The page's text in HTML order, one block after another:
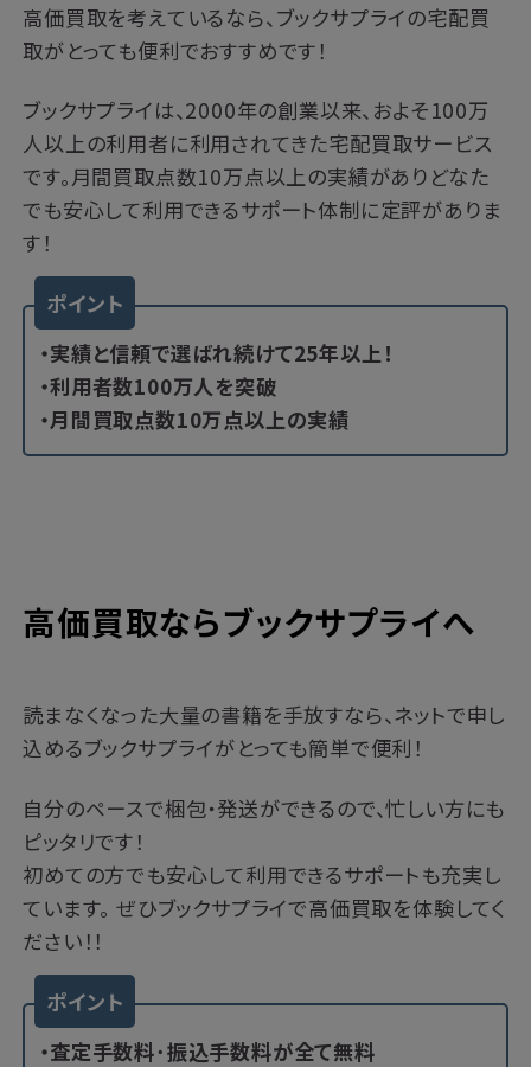
高価買取を考えているなら、ブックサプライの宅配買
取がとっても便利でおすすめです！
ブックサプライは、2000年の創業以来、およそ100万
人以上の利用者に利用されてきた宅配買取サービス
です。月間買取点数10万点以上の実績がありどなた
でも安心して利用できるサポート体制に定評がありま
す！
ポイント
・実績と信頼で選ばれ続けて25年以上！
・利用者数100万人を突破
・月間買取点数10万点以上の実績
高価買取ならブックサプライへ
読まなくなった大量の書籍を手放すなら、ネットで申し
込めるブックサプライがとっても簡単で便利！
自分のペースで梱包・発送ができるので、忙しい方にも
ピッタリです！
初めての方でも安心して利用できるサポートも充実し
ています。 ぜひブックサプライで高価買取を体験してく
ださい！！
ポイント
・査定手数料･振込手数料が全て無料